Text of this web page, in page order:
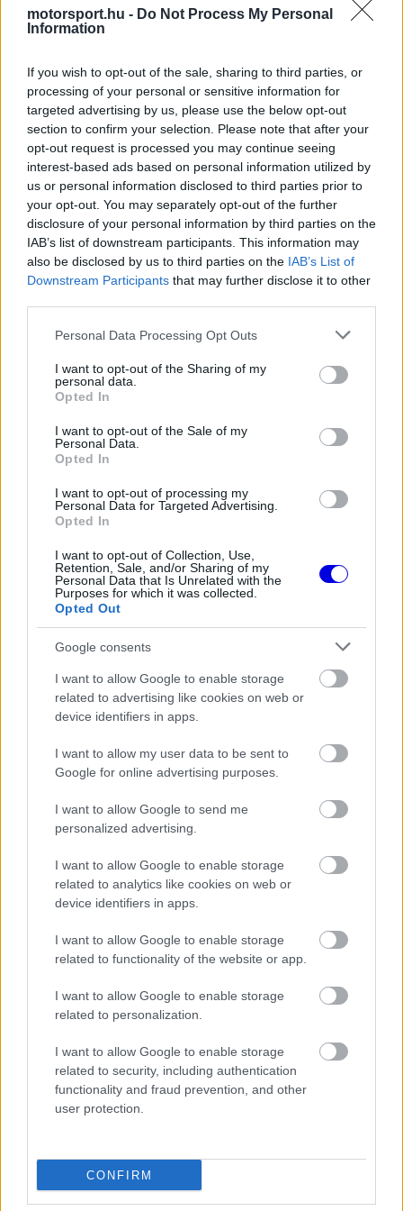
motorsport.hu - Do Not Process My Personal
Information
If you wish to opt-out of the sale, sharing to third parties, or
processing of your personal or sensitive information for
targeted advertising by us, please use the below opt-out
section to confirm your selection. Please note that after your
opt-out request is processed you may continue seeing
interest-based ads based on personal information utilized by
us or personal information disclosed to third parties prior to
your opt-out. You may separately opt-out of the further
disclosure of your personal information by third parties on the
IAB’s list of downstream participants. This information may
also be disclosed by us to third parties on the IAB’s List of
Downstream Participants that may further disclose it to other
Please note that this website/app uses one or more Google
not limited to your visit or usage behaviour. You may click to
grant or deny consent to Google and its third-party tags to
use your data for below specified purposes in below Google
consent section.
Personal Data Processing Opt Outs
I want to opt-out of the Sharing of my
personal data.
Opted In
I want to opt-out of the Sale of my
Personal Data.
Opted In
I want to opt-out of processing my
Personal Data for Targeted Advertising.
Opted In
I want to opt-out of Collection, Use,
Retention, Sale, and/or Sharing of my
Personal Data that Is Unrelated with the
Purposes for which it was collected.
Opted Out
Google consents
I want to allow Google to enable storage
related to advertising like cookies on web or
device identifiers in apps.
I want to allow my user data to be sent to
Google for online advertising purposes.
I want to allow Google to send me
personalized advertising.
I want to allow Google to enable storage
related to analytics like cookies on web or
device identifiers in apps.
I want to allow Google to enable storage
related to functionality of the website or app.
I want to allow Google to enable storage
related to personalization.
I want to allow Google to enable storage
related to security, including authentication
functionality and fraud prevention, and other
user protection.
CONFIRM
is
a
modal
window.
is not supported.
„Még mindig van min dolgoznunk, hogy
gyorsabbá tegyük az autót. Kanada több
szempontból is pozitív hétvége volt, az
eredmények ugyan nem lettek különösebben
látványosak, de úgy érzem, Miamihoz képest
több területen is jókora előrelépést értem el” –
fogalmazott a csapat ausztrál versenyzője.
Jelentős összeget kér Alonso az
Aston Martintól a folytatásért
FORMA-1
A B-konstrukció csak a kezdet
indít az Aston Martin
FORMA-1
Ezt a hibát még Fred Vasseur sem
Piastri hozzátette, hogy mindig vannak magukkal
kell keresniük ezeket. A megtalált apróságok
szerinte kimondottan jó előjelnek számítanak a
soron következő monacói hétvége előtt.
Reális közelségben a rivális
Andrea Kimi Antonelli csapata jelenti, a wokingiak
fokozatosan dolgozzák le a hátrányukat. A
jelentősen továbbfejlesztett MCL40-es, illetve a
Norrisék egyre többször tudnak beleszólni az
élmezőny küzdelmeibe.